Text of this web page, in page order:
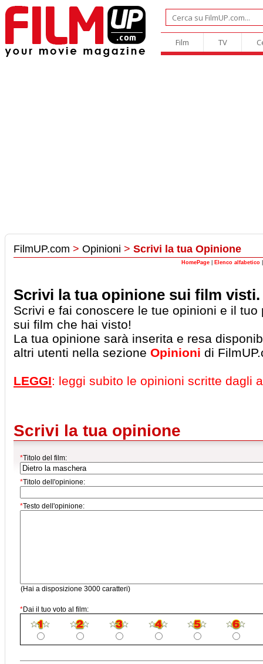
Film TV
FilmUP.com > Opinioni > Scrivi la tua Opinione
HomePage Elenco alfabetico
Scrivi la tua opinione sui film visti.
Scrivi e fai conoscere le tue opinioni e il tuo
sui film che hai visto!
La tua opinione sarà inserita e resa
altri utenti nella sezione Opinioni di
LEGGI: leggi subito le opinioni scritte dagli
Scrivi la tua opinione
*Titolo del film:
*Titolo dell'opinione:
*Testo dell'opinione:
(Hai a disposizione 3000 caratteri)
*Dai il tuo voto al film: